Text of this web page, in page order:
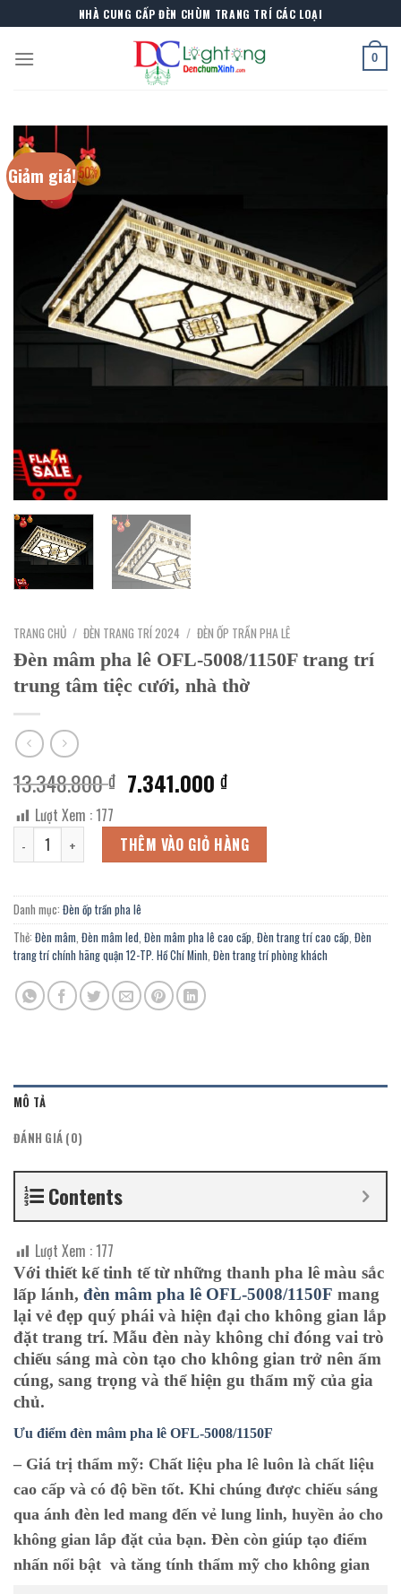
to
content
NHÀ CUNG CẤP ĐÈN CHÙM TRANG TRÍ CÁC LOẠI
0
Giảm giá!
TRANG CHỦ / ĐÈN TRANG TRÍ 2024 / ĐÈN ỐP TRẦN PHA LÊ
Đèn mâm pha lê OFL-5008/1150F trang trí
trung tâm tiệc cưới, nhà thờ
13.348.800₫ Giá
gốc
là:
13.348.800 ₫.
7.341.000₫Giá
tại
là:
7.341.000 ₫.
Lượt Xem :177
Đèn mâm pha lê OFL-5008/1150F trang trí trung tâm tiệc cưới, nhà
THÊM VÀO GIỎ HÀNG
Danh mục: Đèn ốp trần pha lê
Thẻ: Đèn mâm, Đèn mâm led, Đèn mâm pha lê cao cấp, Đèn trang trí cao cấp, Đèn
trang trí chính hãng quận 12-TP. Hồ Chí Minh, Đèn trang trí phòng khách
MÔ TẢ
ĐÁNH GIÁ (0)
Contents
Lượt Xem :177
Với thiết kế tinh tế từ những thanh pha lê màu sắc
lấp lánh, đèn mâm pha lê OFL-5008/1150F mang
lại vẻ đẹp quý phái và hiện đại cho không gian lắp
đặt trang trí. Mẫu đèn này không chỉ đóng vai trò
chiếu sáng mà còn tạo cho không gian trở nên ấm
cúng, sang trọng và thể hiện gu thẩm mỹ của gia
chủ.
Ưu điểm đèn mâm pha lê OFL-5008/1150F
– Giá trị thẩm mỹ: Chất liệu pha lê luôn là chất liệu
cao cấp và có độ bền tốt. Khi chúng được chiếu sáng
qua ánh đèn led mang đến vẻ lung linh, huyền ảo cho
không gian lắp đặt của bạn. Đèn còn giúp tạo điểm
nhấn nổi bật và tăng tính thẩm mỹ cho không gian